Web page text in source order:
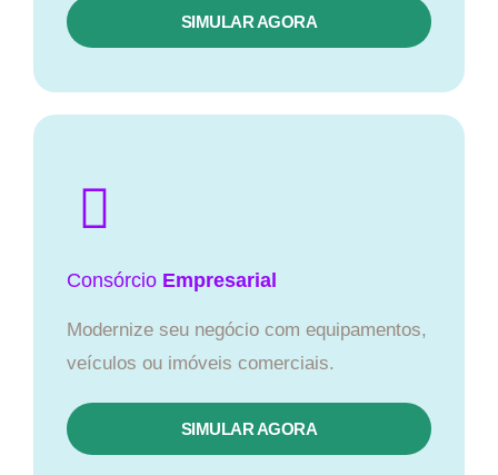
SIMULAR AGORA
Consórcio Empresarial
Modernize seu negócio com equipamentos,
veículos ou imóveis comerciais.
SIMULAR AGORA